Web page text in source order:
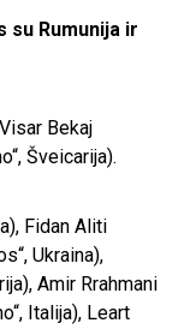
su Rumunija ir
Bekaj
Šveicarija).
Fidan Aliti
Ukraina),
Amir Rrahmani
Italija), Leart